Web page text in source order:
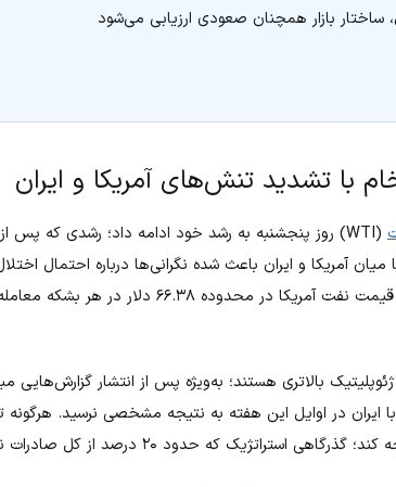
ساختار بازار همچنان صعودی ارزیابی می‌شود
با تشدید تنش‌های آمریکا و ایران
آمریکا و ایران باعث شده نگرانی‌ها درباره احتمال
بگیرد. در زمان تنظیم این گزارش، قیمت نفت
بالاتری هستند؛ به‌ویژه پس از انتشار گزارش‌هایی
ایران در اوایل این هفته به نتیجه مشخصی نرسید.
که حدود ۲۰ درصد از کل صادرات نفت جهان از آن عبور می‌کند.